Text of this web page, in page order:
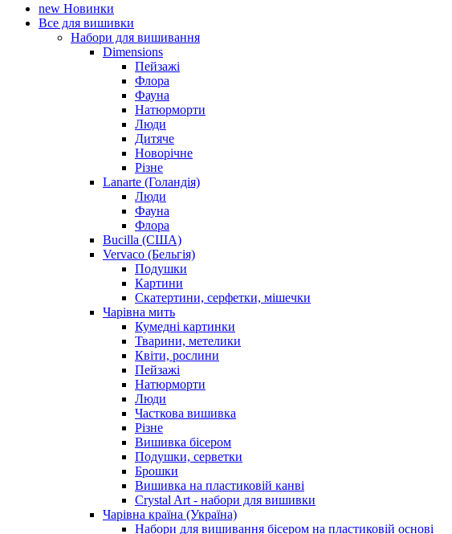
new Новинки
Все для вишивки
Набори для вишивання
Dimensions
Пейзажі
Флора
Фауна
Натюрморти
Люди
Дитяче
Новорічне
Різне
Lanarte (Голандія)
Люди
Фауна
Флора
Bucilla (США)
Vervaco (Бельгія)
Подушки
Картини
Скатертини, серфетки, мішечки
Чарiвна мить
Кумедні картинки
Тварини, метелики
Квіти, рослини
Пейзажі
Натюрморти
Люди
Часткова вишивка
Різне
Вишивка бісером
Подушки, серветки
Брошки
Вишивка на пластиковій канві
Crystal Art - набори для вишивки
Чарівна країна (Україна)
Набори для вишивання бісером на пластиковій основі